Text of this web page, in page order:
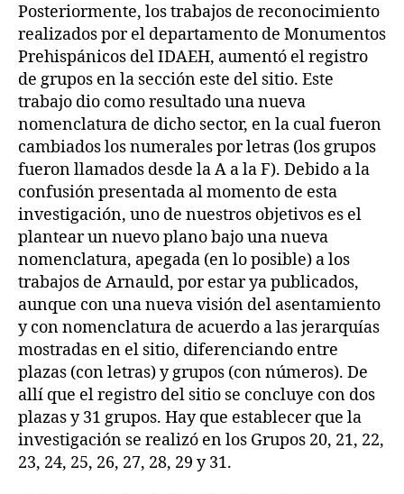
Posteriormente, los trabajos de reconocimiento
realizados por el departamento de Monumentos
Prehispánicos del IDAEH, aumentó el registro
de grupos en la sección este del sitio. Este
trabajo dio como resultado una nueva
nomenclatura de dicho sector, en la cual fueron
cambiados los numerales por letras (los grupos
fueron llamados desde la A a la F). Debido a la
confusión presentada al momento de esta
investigación, uno de nuestros objetivos es el
plantear un nuevo plano bajo una nueva
nomenclatura, apegada (en lo posible) a los
trabajos de Arnauld, por estar ya publicados,
aunque con una nueva visión del asentamiento
y con nomenclatura de acuerdo a las jerarquías
mostradas en el sitio, diferenciando entre
plazas (con letras) y grupos (con números). De
allí que el registro del sitio se concluye con dos
plazas y 31 grupos. Hay que establecer que la
investigación se realizó en los Grupos 20, 21, 22,
23, 24, 25, 26, 27, 28, 29 y 31.